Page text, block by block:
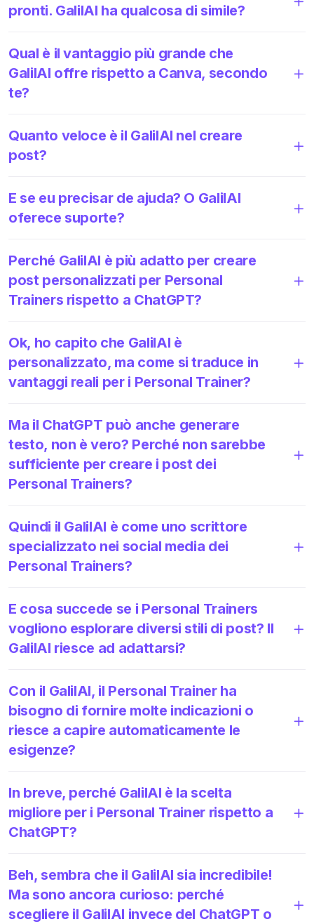
pronti. GalilAI ha qualcosa di simile?
Qual è il vantaggio più grande che
GalilAI offre rispetto a Canva, secondo
te?
Quanto veloce è il GalilAI nel creare
post?
E se eu precisar de ajuda? O GalilAI
oferece suporte?
Perché GalilAI è più adatto per creare
post personalizzati per Personal
Trainers rispetto a ChatGPT?
Ok, ho capito che GalilAI è
personalizzato, ma come si traduce in
vantaggi reali per i Personal Trainer?
Ma il ChatGPT può anche generare
testo, non è vero? Perché non sarebbe
sufficiente per creare i post dei
Personal Trainers?
Quindi il GalilAI è come uno scrittore
specializzato nei social media dei
Personal Trainers?
E cosa succede se i Personal Trainers
vogliono esplorare diversi stili di post? Il
GalilAI riesce ad adattarsi?
Con il GalilAI, il Personal Trainer ha
bisogno di fornire molte indicazioni o
riesce a capire automaticamente le
esigenze?
In breve, perché GalilAI è la scelta
migliore per i Personal Trainer rispetto a
ChatGPT?
Beh, sembra che il GalilAI sia incredibile!
Ma sono ancora curioso: perché
scegliere il GalilAI invece del ChatGPT o